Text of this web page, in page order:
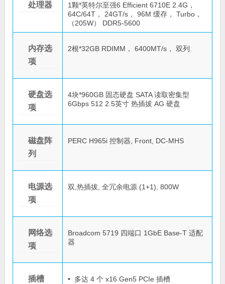
处理器
1颗*英特尔至强6 Efficient 6710E 2.4G，
64C/64T， 24GT/s， 96M 缓存， Turbo，
（205W） DDR5-5600
内存选
项
2根*32GB RDIMM， 6400MT/s， 双列
硬盘选
项
4块*960GB 固态硬盘 SATA 读取密集型
6Gbps 512 2.5英寸 热插拔 AG 硬盘
磁盘阵
列
PERC H965i 控制器, Front, DC-MHS
电源选
项
双,热插拔, 全冗余电源 (1+1), 800W
网络选
项
Broadcom 5719 四端口 1GbE Base-T 适配
器
插槽 • 多达 4 个 x16 Gen5 PCIe 插槽